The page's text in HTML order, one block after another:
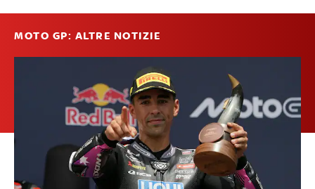
MOTO GP: ALTRE NOTIZIE